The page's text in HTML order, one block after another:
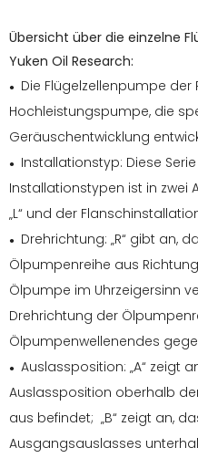
Übersicht über die einzelne
Yuken Oil Research:
● Die Flügelzellenpumpe der
Hochleistungspumpe, die
Geräuschentwicklung
● Installationstyp: Diese
Installationstypen ist in zwei
„L“ und der
● Drehrichtung: „R“ gibt an,
Ölpumpenreihe aus
Ölpumpe im Uhrzeigersinn
Drehrichtung der
Ölpumpenwellenendes
● Auslassposition: „A“ zeigt
Auslassposition oberhalb
aus befindet; „B“ zeigt an,
Ausgangsauslasses